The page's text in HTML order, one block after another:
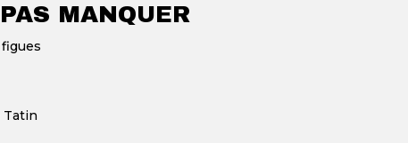
MANQUER
Tatin